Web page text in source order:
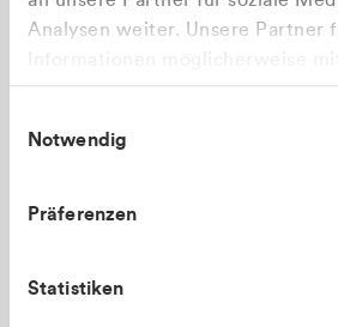
Analysen weiter. Unsere Partner
gesammelt haben.
Notwendig
Präferenzen
Statistiken
Apilash